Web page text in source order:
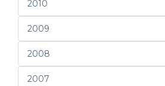
2010
2009
2008
2007